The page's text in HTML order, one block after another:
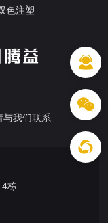
色注塑
与我们联系
栋